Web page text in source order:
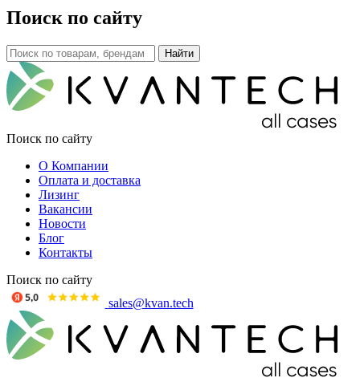
Поиск по сайту
Поиск по сайту
О Компании
Оплата и доставка
Лизинг
Вакансии
Новости
Блог
Контакты
Поиск по сайту
sales@kvan.tech